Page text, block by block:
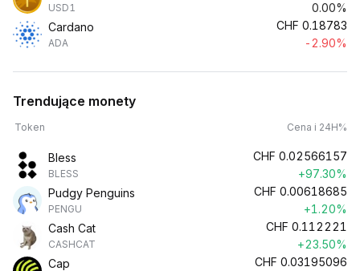
USD1
0.00%
Cardano
ADA
CHF 0.18783
-2.90%
Trendujące monety
Token Cena i 24H%
Bless
BLESS
CHF 0.02566157
+97.30%
Pudgy Penguins
PENGU
CHF 0.00618685
+1.20%
Cash Cat
CASHCAT
CHF 0.112221
+23.50%
Cap
CHF 0.03195096